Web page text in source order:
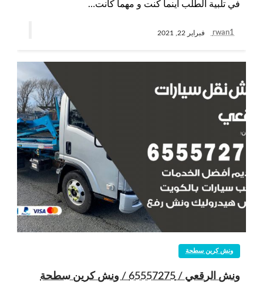
في تلبية الطلب أينما كنت و مهما كانت…
rwan1 فبراير 22, 2021
ونش كرين سطحة
ونش الرقعي / 65557275 / ونش كرين سطحة